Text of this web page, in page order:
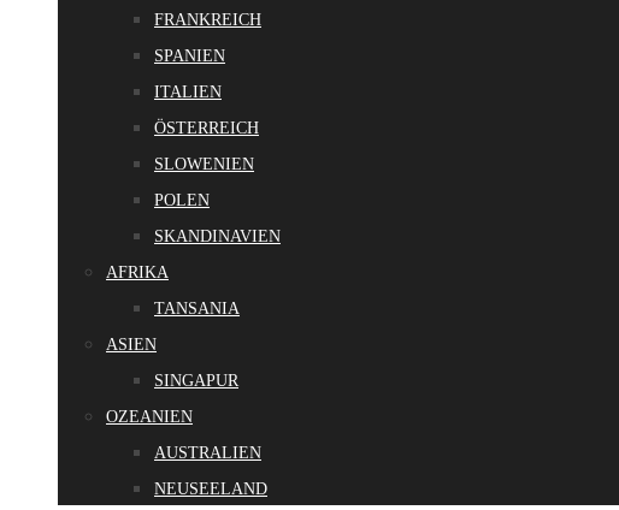
FRANKREICH
SPANIEN
ITALIEN
ÖSTERREICH
SLOWENIEN
POLEN
SKANDINAVIEN
AFRIKA
TANSANIA
ASIEN
SINGAPUR
OZEANIEN
AUSTRALIEN
NEUSEELAND